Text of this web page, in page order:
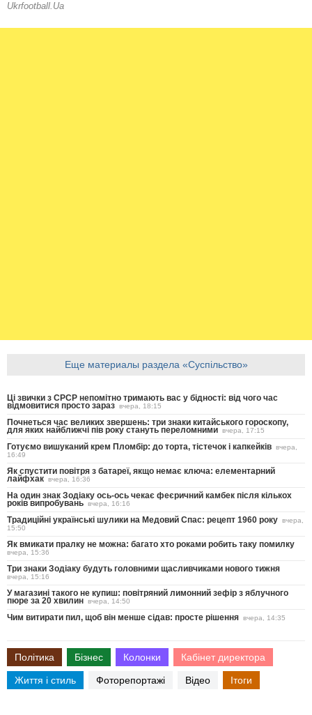
Еще материалы раздела «Суспільство»
Ці звички з СРСР непомітно тримають вас у бідності: від чого час
відмовитися просто зараз вчера, 18:15
Почнеться час великих звершень: три знаки китайського гороскопу,
для яких найближчі пів року стануть переломними вчера, 17:15
Готуємо вишуканий крем Пломбір: до торта, тістечок і капкейків вчера,
16:49
Як спустити повітря з батареї, якщо немає ключа: елементарний
лайфхак вчера, 16:36
На один знак Зодіаку ось-ось чекає феєричний камбек після кількох
років випробувань вчера, 16:16
Традиційні українські шулики на Медовий Спас: рецепт 1960 року вчера,
15:50
Як вмикати пралку не можна: багато хто роками робить таку помилку
вчера, 15:36
Три знаки Зодіаку будуть головними щасливчиками нового тижня
вчера, 15:16
У магазині такого не купиш: повітряний лимонний зефір з яблучного
пюре за 20 хвилин вчера, 14:50
Чим витирати пил, щоб він менше сідав: просте рішення вчера, 14:35
Політика Бізнес Колонки Кабінет директора
Життя і стиль Фоторепортажі Відео Ітоги